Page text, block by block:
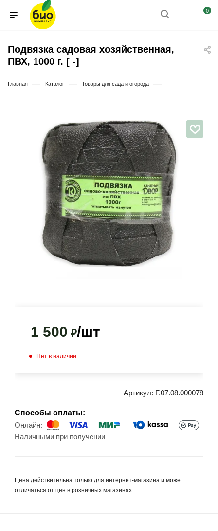
0
Подвязка садовая хозяйственная,
ПВХ, 1000 г. [ -]
Главная — Каталог — Товары для сада и огорода —
1 500 ₽/шт
Нет в наличии
Артикул: F.07.08.000078
Способы оплаты:
Онлайн:
Наличными при получении
Цена действительна только для интернет-магазина и может
отличаться от цен в розничных магазинах